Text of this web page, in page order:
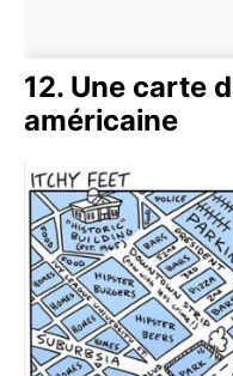
12. Une carte
américaine